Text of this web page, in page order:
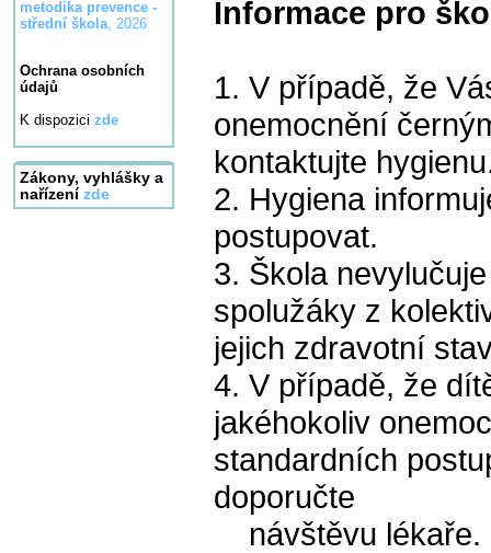
metodika prevence -
střední škola, 2026
Ochrana osobních
údajů
K dispozici zde
Zákony, vyhlášky a
nařízení zde
Informace pro
1. V případě, že
onemocnění
kontaktujte
2. Hygiena
postupovat.
3. Škola
spolužáky z
jejich zdravotní
4. V případě, že
jakéhokoliv
standardních
doporučte
návštěvu lékaře.